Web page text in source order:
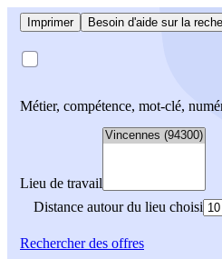
Imprimer Besoin d'aide sur la
Métier, compétence, mot-clé,
Lieu de travail
Distance autour du lieu choisi
Rechercherdes offres